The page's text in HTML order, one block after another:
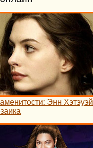
Энн Хэтэуэй